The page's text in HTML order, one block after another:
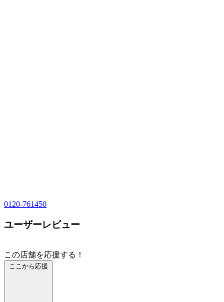
0120-761450
ユーザーレビュー
この店舗を応援する！
ここから応援